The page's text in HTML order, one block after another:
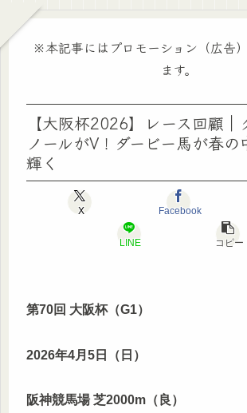
※本記事にはプロモーション（広告
ます。
【大阪杯2026】レース回顧｜
ノールがV！ダービー馬が春の
輝く
X Facebook
LINE コピー
第70回 大阪杯（G1）
2026年4月5日（日）
阪神競馬場 芝2000m（良）